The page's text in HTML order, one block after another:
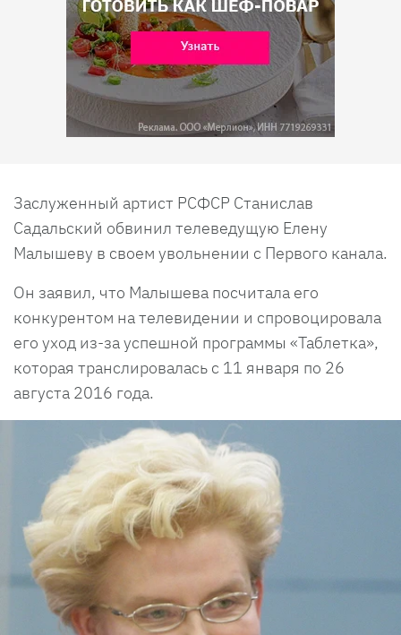
Заслуженный артист РСФСР Станислав
Садальский обвинил телеведущую Елену
Малышеву в своем увольнении с Первого канала.
Он заявил, что Малышева посчитала его
конкурентом на телевидении и спровоцировала
его уход из-за успешной программы «Таблетка»,
которая транслировалась с 11 января по 26
августа 2016 года.